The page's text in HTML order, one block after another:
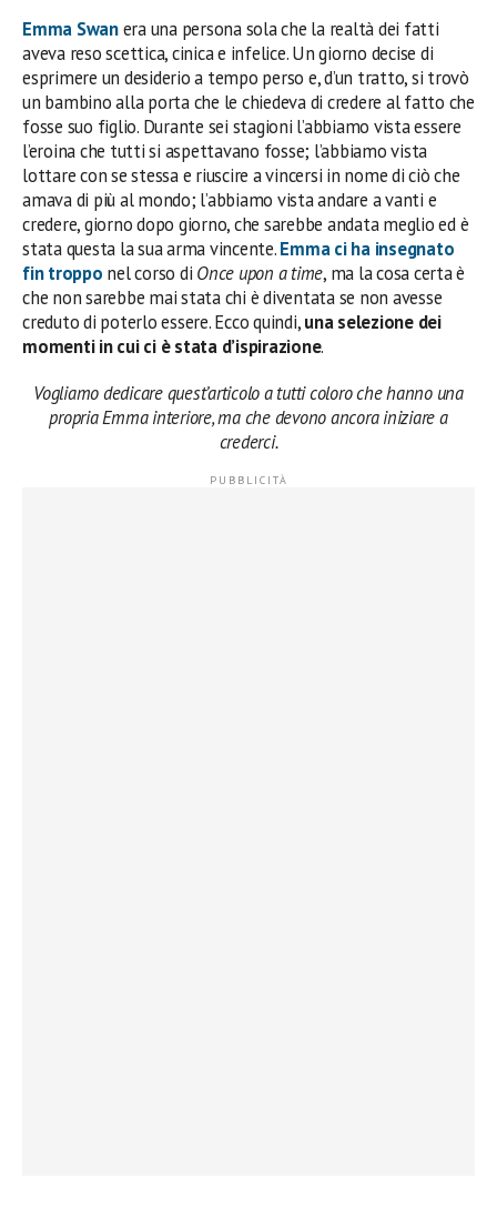
Emma Swanera una persona sola che la realtà dei fatti
aveva reso scettica, cinica e infelice. Un giorno decise di
esprimere un desiderio a tempo perso e, d’un tratto, si trovò
un bambino alla porta che le chiedeva di credere al fatto che
fosse suo figlio. Durante sei stagioni l’abbiamo vista essere
l’eroina che tutti si aspettavano fosse; l’abbiamo vista
lottare con se stessa e riuscire a vincersi in nome di ciò che
amava di più al mondo; l’abbiamo vista andare a vanti e
credere, giorno dopo giorno, che sarebbe andata meglio ed è
stata questa la sua arma vincente.Emma ci ha insegnato
fin troppo nel corso di Once upon a time, ma la cosa certa è
che non sarebbe mai stata chi è diventata se non avesse
creduto di poterlo essere. Ecco quindi,una selezione dei
momenti in cui ci è stata d’ispirazione.
Vogliamo dedicare quest’articolo a tutti coloro che hanno una
propria Emma interiore, ma che devono ancora iniziare a
crederci.